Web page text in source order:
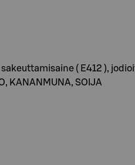
( E412 ),
KANANMUNA, SOIJA